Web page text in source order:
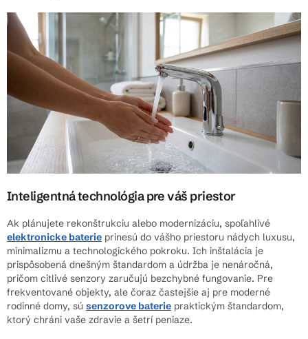
Inteligentná technológia pre váš priestor
Ak plánujete rekonštrukciu alebo modernizáciu, spoľahlivé
elektronicke baterie prinesú do vášho priestoru nádych luxusu,
minimalizmu a technologického pokroku. Ich inštalácia je
prispôsobená dnešným štandardom a údržba je nenáročná,
pričom citlivé senzory zaručujú bezchybné fungovanie. Pre
frekventované objekty, ale čoraz častejšie aj pre moderné
rodinné domy, sú senzorove baterie praktickým štandardom,
ktorý chráni vaše zdravie a šetrí peniaze.